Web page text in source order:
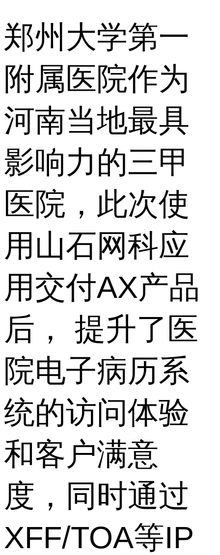
郑州大学第一
附属医院作为
河南当地最具
影响力的三甲
医院，此次使
用山石网科应
用交付AX产品
后， 提升了医
院电子病历系
统的访问体验
和客户满意
度，同时通过
XFF/TOA等IP